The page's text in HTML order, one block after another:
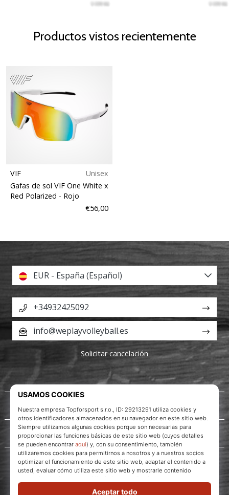
Productos vistos recientemente
VIF
Unisex
Gafas de sol VIF One White x
Red Polarized - Rojo
€56,00
Acerca de nosotros
Servicio al cliente
EUR - España (Español)
+34932425092
info@weplayvolleyball.es
Solicitar cancelación